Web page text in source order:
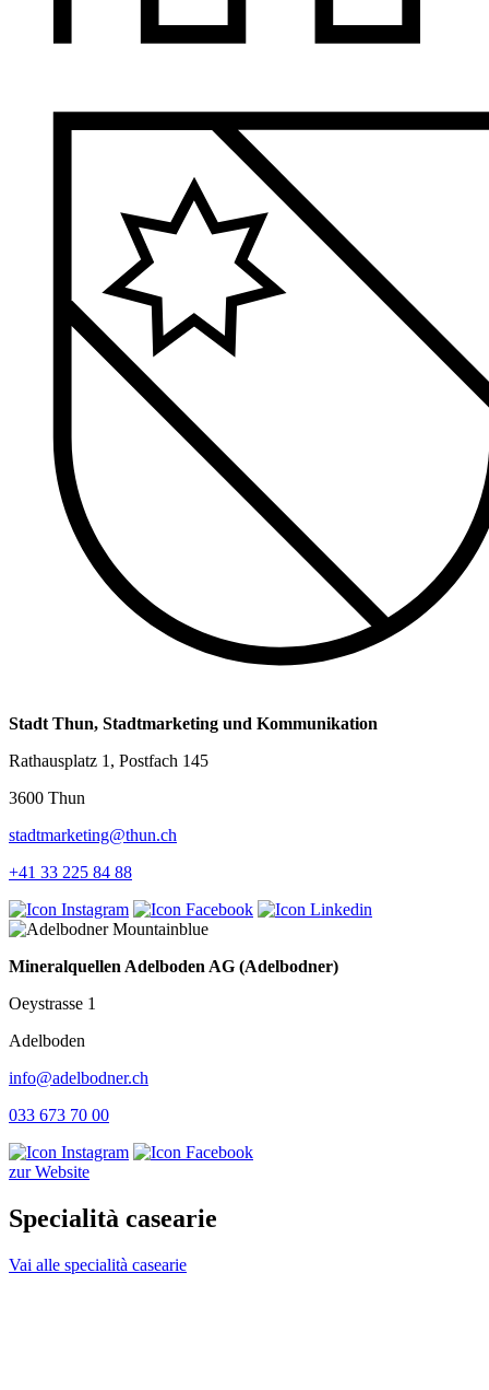
Stadt Thun, Stadtmarketing und Kommunikation
Rathausplatz 1, Postfach 145
3600 Thun
stadtmarketing@thun.ch
+41 33 225 84 88
Mineralquellen Adelboden AG (Adelbodner)
Oeystrasse 1
Adelboden
info@adelbodner.ch
033 673 70 00
zur Website
Specialità casearie
Vai alle specialità casearie